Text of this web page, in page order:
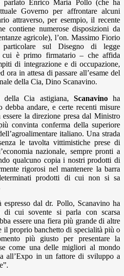
parlato Enrico Maria Pollo (che ha
Governo per affrontare alcuni
attraverso, per esempio, il recente
contiene numerose disposizioni da
agricole), l’on. Massimo Fiorio
sul Disegno di legge
cui è primo firmatario – che affida
di integrazione e di occupazione,
ora in attesa di passare all’esame del
della Cia, Dino Scanavino.
Cia astigiana, Scanavinoha
debba andare, e certe recenti misure
essere la direzione presa dal Ministro
convinta conferma della superiore
italiano. Una strada
le tavolta vittimistiche prese di
nazionale, sempre pronti a
qualcuno copia i nostri prodotti di
rigorosi nel mantenere la barra
prodotti di cui non si sa
dal dr. Pollo, Scanavino ha
di cui sovente si parla con scarsa
essere una fiera più grande di altre
il proprio banchetto di specialità più o
più giusto per presentare la
come una delle migliori al mondo
all’Expo in un fattore di sviluppo a